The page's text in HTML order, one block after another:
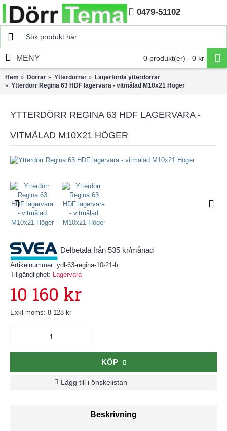
Hem 0479-51102
0 produkt(er) - 0 kr
MENY
Hem Dörrar Ytterdörrar
Lagerförda ytterdörrar
Ytterdörr Regina 63 HDF lagervara - vitmålad M10x21 Höger
YTTERDÖRR REGINA 63 HDF LAGERVARA -
VITMÅLAD M10X21 HÖGER
Delbetala från 535 kr/månad
Artikelnummer: ydl-63-regina-10-21-h
Tillgänglighet: Lagervara
10 160 kr
Exkl moms: 8 128 kr
KÖP
Lägg till i önskelistan
Beskrivning